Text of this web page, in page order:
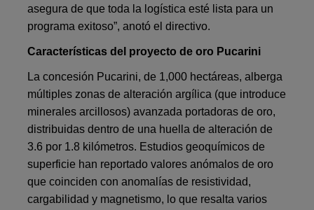
asegura de que toda la logística esté lista para un
programa exitoso”, anotó el directivo.
Características del proyecto de oro Pucarini
La concesión Pucarini, de 1,000 hectáreas, alberga
múltiples zonas de alteración argílica (que introduce
minerales arcillosos) avanzada portadoras de oro,
distribuidas dentro de una huella de alteración de
3.6 por 1.8 kilómetros. Estudios geoquímicos de
superficie han reportado valores anómalos de oro
que coinciden con anomalías de resistividad,
cargabilidad y magnetismo, lo que resalta varios